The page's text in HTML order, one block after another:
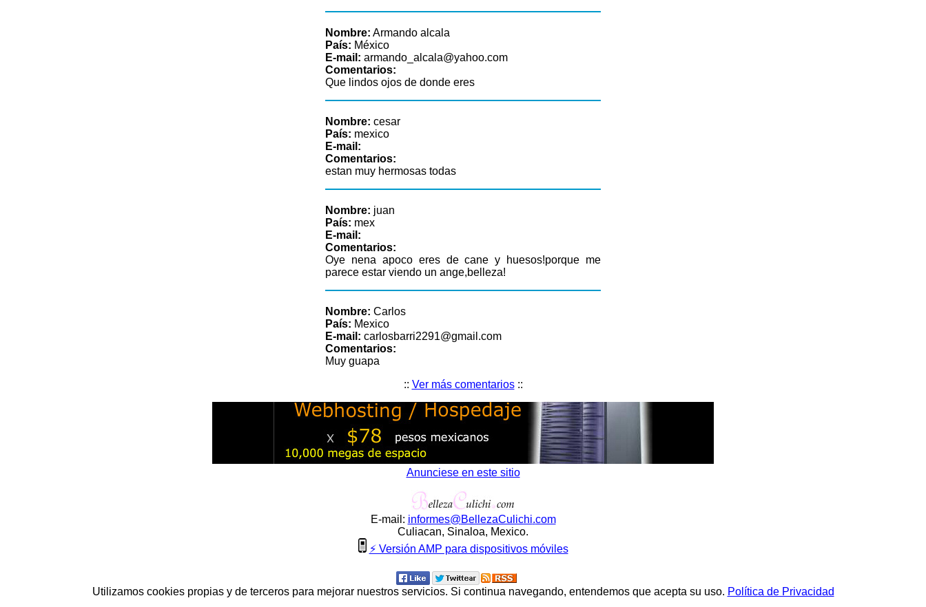
Nombre: Armando alcala
País: México
E-mail: armando_alcala@yahoo.com
Comentarios:
Que lindos ojos de donde eres
Nombre: cesar
País: mexico
E-mail:
Comentarios:
estan muy hermosas todas
Nombre: juan
País: mex
E-mail:
Comentarios:
Oye nena apoco eres de cane y huesos!porque me
parece estar viendo un ange,belleza!
Nombre: Carlos
País: Mexico
E-mail: carlosbarri2291@gmail.com
Comentarios:
Muy guapa
:: Ver más comentarios::
Anunciese en este sitio
E-mail: informes@BellezaCulichi.com
Culiacan, Sinaloa, Mexico.
⚡ Versión AMP para dispositivos móviles
Utilizamos cookies propias y de terceros para mejorar nuestros servicios. Si continua navegando, entendemos que acepta su uso. Política de Privacidad